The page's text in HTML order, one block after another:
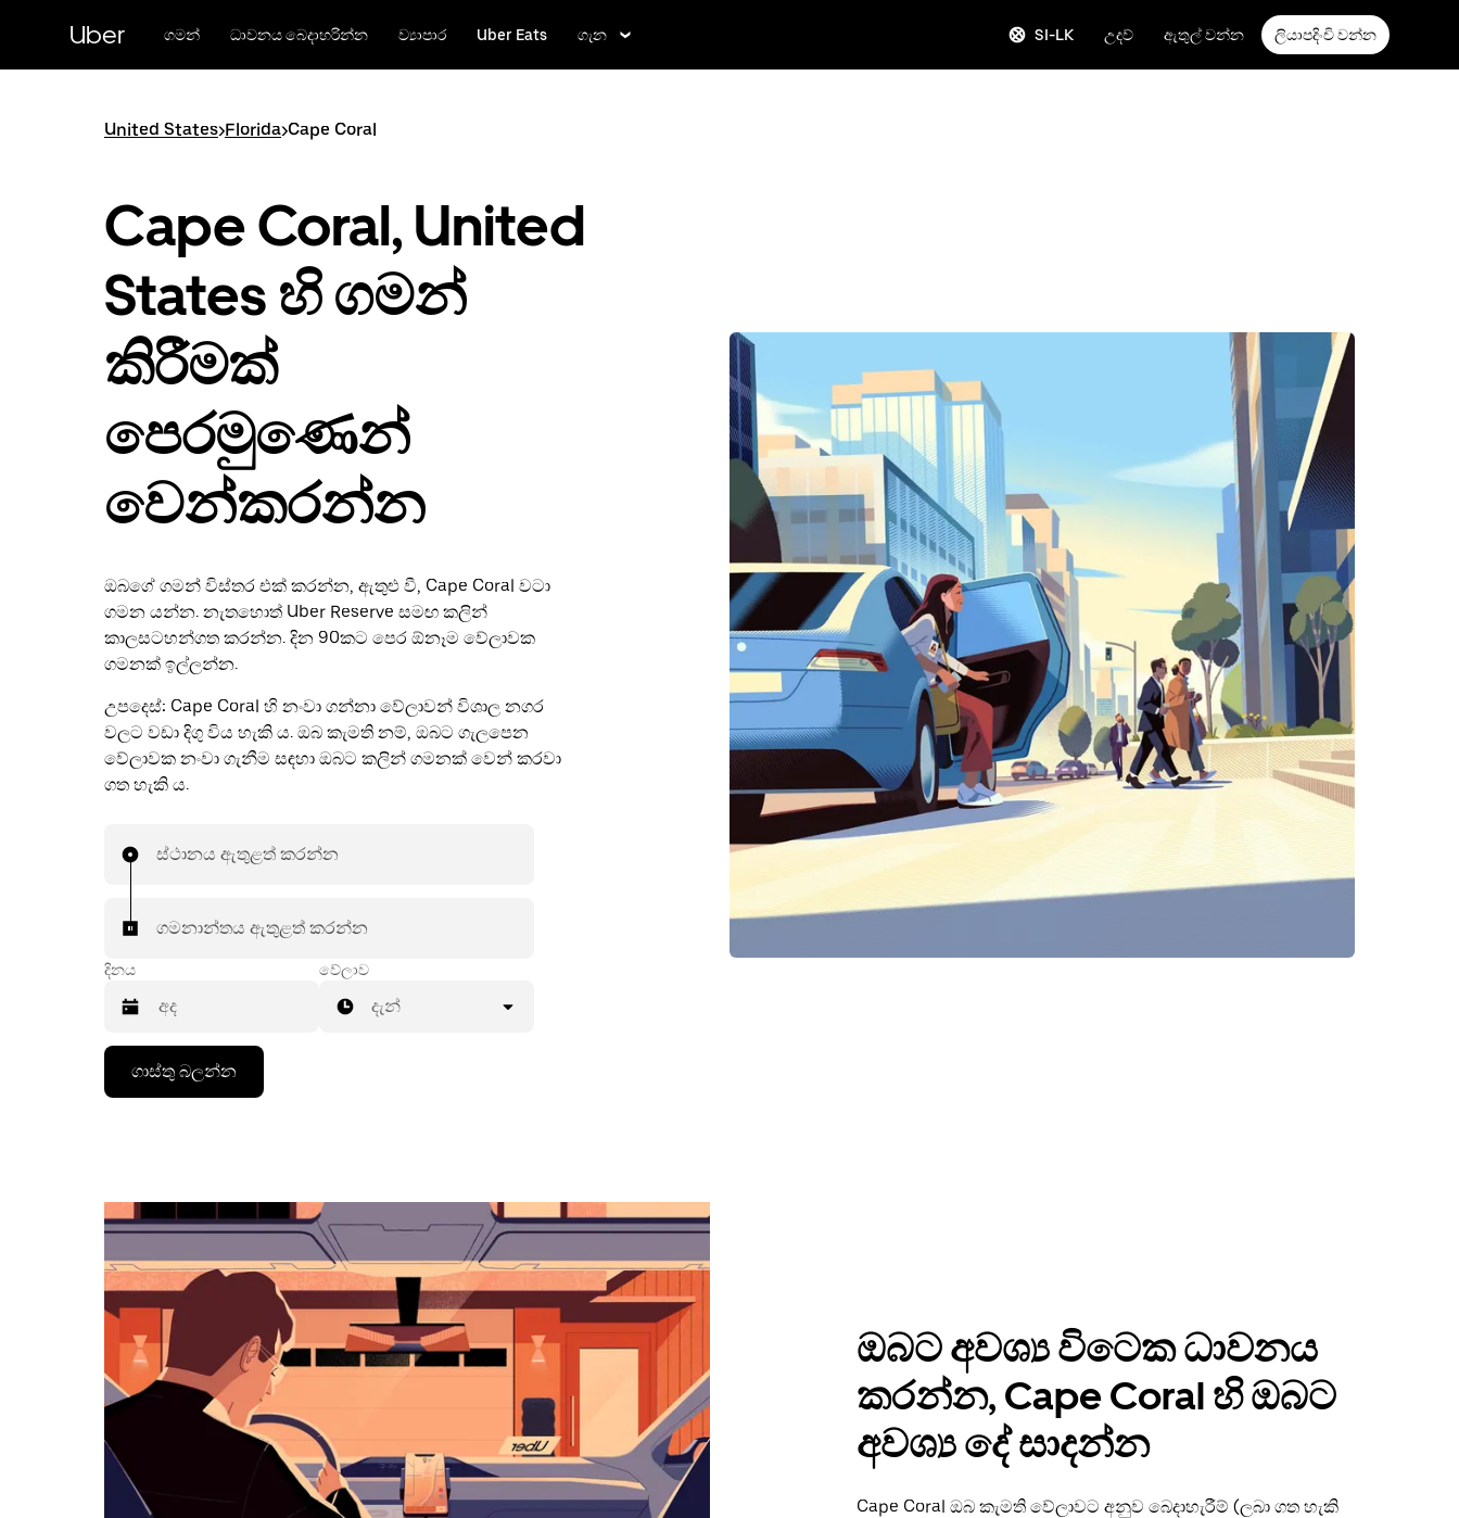
content
Uber ගමන් ධාවනය බෙදාහරින්න ව්‍යාපාර Uber Eats ගැන SI-LK උදව් ඇතුල් වන්න ලියාපදිංචි වන්න
United States>Florida>Cape Coral
Cape Coral, United
States හි ගමන්
කිරීමක්
පෙරමුණෙන්
වෙන්කරන්න
ඔබගේ ගමන් විස්තර එක් කරන්න, ඇතුළු වී, Cape Coral වටා
ගමන යන්න. නැතහොත් Uber Reserve සමඟ කලින්
කාලසටහන්ගත කරන්න. දින 90කට පෙර ඕනෑම වේලාවක
ගමනක් ඉල්ලන්න.
උපදෙස්: Cape Coral හි නංවා ගන්නා වේලාවන් විශාල නගර
වලට වඩා දිගු විය හැකි ය. ඔබ කැමති නම්, ඔබට ගැලපෙන
වේලාවක නංවා ගැනීම සඳහා ඔබට කලින් ගමනක් වෙන් කරවා
ගත හැකි ය.
ස්ථානය ඇතුළත් කරන්න
ගමනාන්තය ඇතුළත් කරන්න
දිනය
දින
දර්ශනය
සමග
පහළ
ඊතල
ඔබන්න.
දින
දර්ශනය
වැසීමට
Escape
බොත්තම
ඔබන්න.
වේලාව
දැන්
ගාස්තු බලන්න
ඔබට අවශ්‍ය විටෙක ධාවනය
කරන්න, Cape Coral හි ඔබට
අවශ්‍ය දේ සාදන්න
Cape Coral ඔබ කැමති වේලාවට අනුව බෙදාහැරීම් (ලබා ගත හැකි